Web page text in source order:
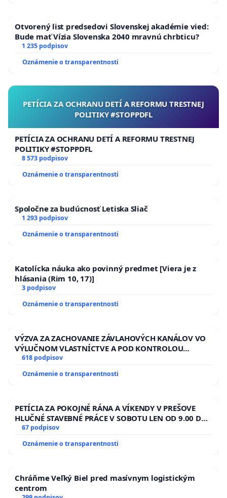
Otvorený list predsedovi Slovenskej akadémie vied:
Bude mať Vízia Slovenska 2040 mravnú chrbticu?
1 235 podpisov
Oznámenie o transparentnosti
PETÍCIA ZA OCHRANU DETÍ A REFORMU TRESTNEJ
POLITIKY #STOPPDFL
PETÍCIA ZA OCHRANU DETÍ A REFORMU TRESTNEJ
POLITIKY #STOPPDFL
8 573 podpisov
Oznámenie o transparentnosti
Spoločne za budúcnosť Letiska Sliač
1 293 podpisov
Oznámenie o transparentnosti
Katolícka náuka ako povinný predmet [Viera je z
hlásania (Rim 10, 17)]
3 podpisov
Oznámenie o transparentnosti
VÝZVA ZA ZACHOVANIE ZÁVLAHOVÝCH KANÁLOV VO
VÝLUČNOM VLASTNÍCTVE A POD KONTROLOU
SLOVENSKEJ REPUBLIKY & žiadosť na riešenie
kanálov na Slovensku
618 podpisov
Oznámenie o transparentnosti
PETÍCIA ZA POKOJNÉ RÁNA A VÍKENDY V PREŠOVE
HLUČNÉ STAVEBNÉ PRÁCE V SOBOTU LEN OD 9.00 DO
13.00 HOD., CEZ PRACOVNÝ TÝŽDEŇ CIEĽ 8.00 – 18.00
ĎUMBIERSKEJ/MAGU
67 podpisov
Oznámenie o transparentnosti
Chráňme Veľký Biel pred masívnym logistickým
centrom